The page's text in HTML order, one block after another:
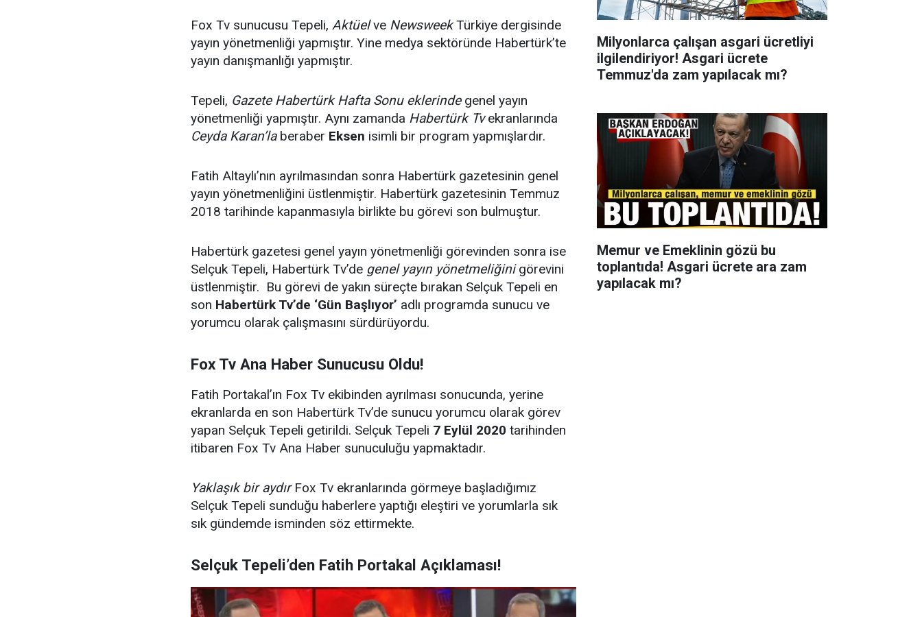
Fox Tv sunucusu Tepeli, Aktüelve NewsweekTürkiye dergisinde
yayın yönetmenliği yapmıştır. Yine medya sektöründe Habertürk’te
yayın danışmanlığı yapmıştır.
Tepeli, Gazete Habertürk Hafta Sonu eklerindegenel yayın
yönetmenliği yapmıştır. Aynı zamanda Habertürk Tvekranlarında
Ceyda Karan’laberaber Eksen isimli bir program yapmışlardır.
Fatih Altaylı’nın ayrılmasından sonra Habertürk gazetesinin genel
yayın yönetmenliğini üstlenmiştir. Habertürk gazetesinin Temmuz
2018 tarihinde kapanmasıyla birlikte bu görevi son bulmuştur.
Habertürk gazetesi genel yayın yönetmenliği görevinden sonra ise
Selçuk Tepeli, Habertürk Tv’de genel yayın yönetmeliğinigörevini
üstlenmiştir. Bu görevi de yakın süreçte bırakan Selçuk Tepeli en
son Habertürk Tv’de ‘Gün Başlıyor’ adlı programda sunucu ve
yorumcu olarak çalışmasını sürdürüyordu.
Fox Tv Ana Haber Sunucusu Oldu!
Fatih Portakal’ın Fox Tv ekibinden ayrılması sonucunda, yerine
ekranlarda en son Habertürk Tv’de sunucu yorumcu olarak görev
yapan Selçuk Tepeli getirildi. Selçuk Tepeli 7 Eylül 2020 tarihinden
itibaren Fox Tv Ana Haber sunuculuğu yapmaktadır.
Yaklaşık bir aydırFox Tv ekranlarında görmeye başladığımız
Selçuk Tepeli sunduğu haberlere yaptığı eleştiri ve yorumlarla sık
sık gündemde isminden söz ettirmekte.
Selçuk Tepeli’den Fatih Portakal Açıklaması!
Milyonlarca çalışan asgari ücretliyi
ilgilendiriyor! Asgari ücrete
Temmuz'da zam yapılacak mı?
Memur ve Emeklinin gözü bu
toplantıda! Asgari ücrete ara zam
yapılacak mı?